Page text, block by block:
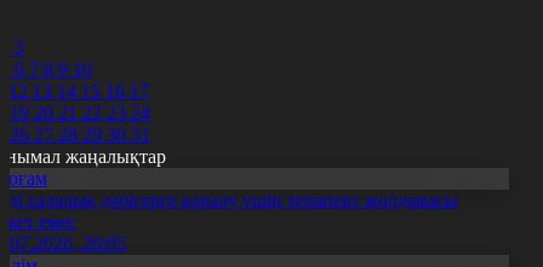
3
6 7 8 9 10
12 13 14 15 16 17
19 20 21 22 23 24
26 27 28 29 30 31
жаңалықтар
салалық дәрігерге қаралу үшін терапевт жолдамасы
емес
20:05